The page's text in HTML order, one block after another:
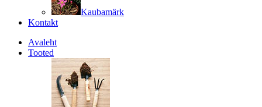
Kaubamärk
Kontakt
Avaleht
Tooted